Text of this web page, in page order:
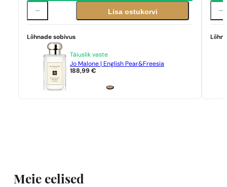
Lisa ostukorvi
Lõhnade sobivus
Täiuslik vaste
Jo Malone | English Pear&Freesia
188,99€
Meie eelised